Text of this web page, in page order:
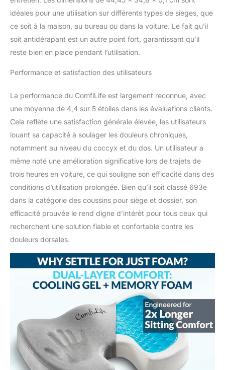
poignée intégrée pour un
transport facile Les
produits internationaux
ont des conditions
distinctes, sont vendus
depuis l'étranger et
produits locaux,
concerne l'ajustement, la
classification par âge et
la langue du produit,
l'étiquetage ou les
idéales pour une utilisation sur différents types de sièges, que
ce soit à la maison, au bureau ou dans la voiture. Le fait qu’il
soit antidérapant est un autre point fort, garantissant qu’il
reste bien en place pendant l’utilisation.
Performance et satisfaction des utilisateurs
La performance du ComfiLife est largement reconnue, avec
une moyenne de 4,4 sur 5 étoiles dans les évaluations clients.
Cela reflète une satisfaction générale élevée, les utilisateurs
louant sa capacité à soulager les douleurs chroniques,
notamment au niveau du coccyx et du dos. Un utilisateur a
même noté une amélioration significative lors de trajets de
trois heures en voiture, ce qui souligne son efficacité dans des
conditions d’utilisation prolongée. Bien qu’il soit classé 693e
dans la catégorie des coussins pour siège et dossier, son
efficacité prouvée le rend digne d’intérêt pour tous ceux qui
recherchent une solution fiable et confortable contre les
douleurs dorsales.